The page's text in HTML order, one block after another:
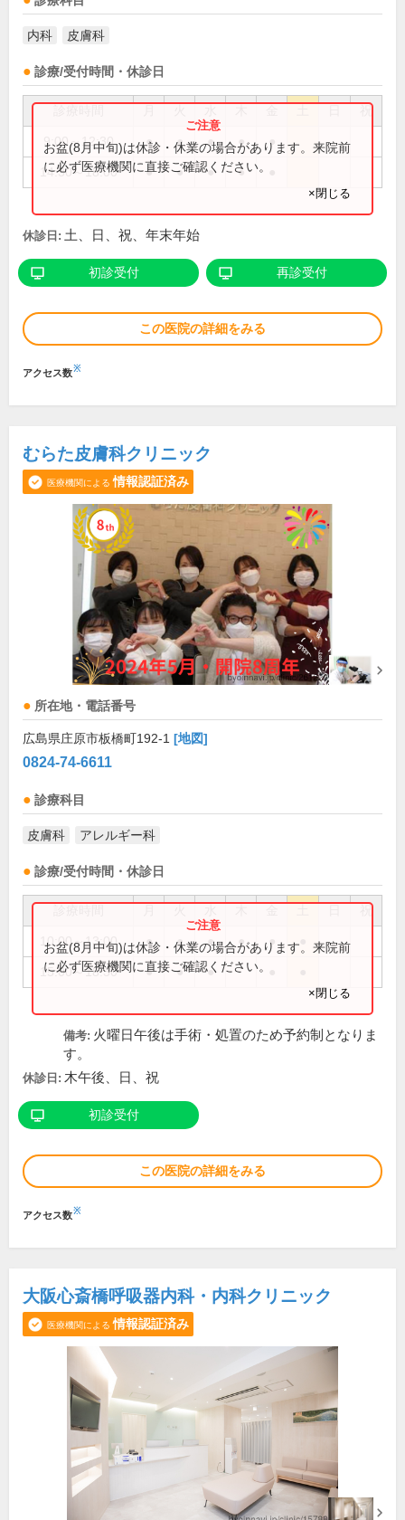
内科 皮膚科
診療/受付時間・休診日
祝
9:00～12:30 ● ● ● ● ●
14:30～18:00 ● ● ● ●
お盆(8月中旬)は休診・休業の場合があります。来院前
に必ず医療機関に直接ご確認ください。
×閉じる
休診日: 土、日、祝、年末年始
初診受付 再診受付
この医院の詳細をみる
アクセス数※
むらた皮膚科クリニック
医療機関による 情報認証済み
所在地・電話番号
広島県庄原市板橋町192-1 [地図]
0824-74-6611
診療科目
皮膚科 アレルギー科
診療/受付時間・休診日
祝
10:00～13:00 ● ● ● ● ●
15:00～18:30 ● ● ●
お盆(8月中旬)は休診・休業の場合があります。来院前
に必ず医療機関に直接ご確認ください。
×閉じる
備考: 火曜日午後は手術・処置のため予約制となりま
す。
休診日: 木午後、日、祝
初診受付
この医院の詳細をみる
アクセス数※
大阪心斎橋呼吸器内科・内科クリニック
医療機関による 情報認証済み